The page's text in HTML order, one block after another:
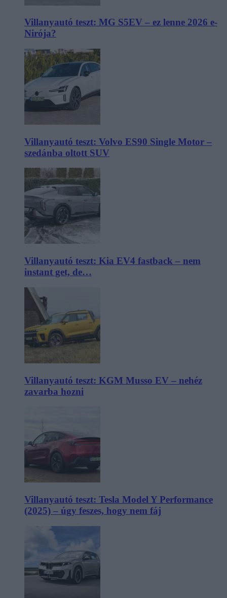
Villanyautó teszt: MG S5EV – ez lenne 2026 e-
Nirója?
Villanyautó teszt: Volvo ES90 Single Motor –
szedánba oltott SUV
Villanyautó teszt: Kia EV4 fastback – nem
instant get, de…
Villanyautó teszt: KGM Musso EV – nehéz
zavarba hozni
Villanyautó teszt: Tesla Model Y Performance
(2025) – úgy feszes, hogy nem fáj